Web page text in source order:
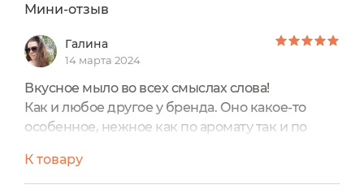
Мини-отзыв
Галина
14 марта 2024
Вкусное мыло во всех смыслах слова!
Как и любое другое у бренда. Оно какое-то
особенное, нежное как по аромату так и по
Выглядит брусочек объёмно, хоть и
стандартного размера, сливочни-коричного
К товару